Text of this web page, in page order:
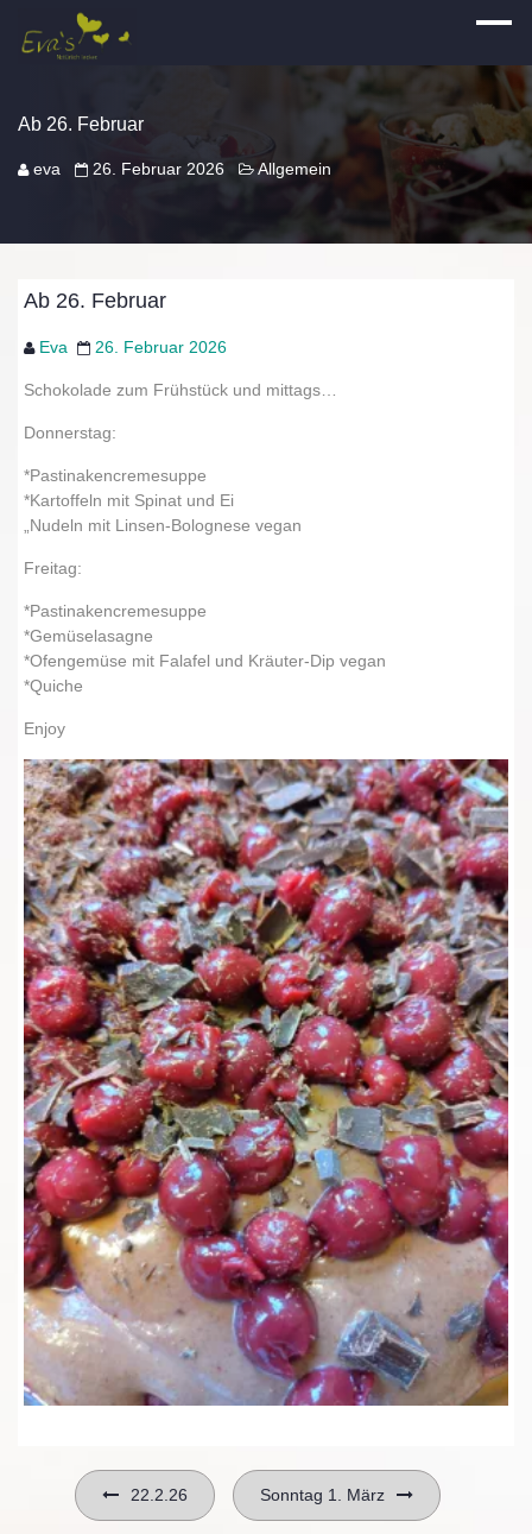
Ab 26. Februar
eva 26. Februar 2026 Allgemein
Ab 26. Februar
Eva 26. Februar 2026
Schokolade zum Frühstück und mittags…
Donnerstag:
*Pastinakencremesuppe
*Kartoffeln mit Spinat und Ei
„Nudeln mit Linsen-Bolognese vegan
Freitag:
*Pastinakencremesuppe
*Gemüselasagne
*Ofengemüse mit Falafel und Kräuter-Dip vegan
*Quiche
Enjoy
Beitragsnavigation
22.2.26 Sonntag 1. März